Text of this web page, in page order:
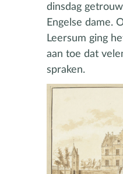
dinsdag
Engelse dame.
Leersum ging
aan toe dat
spraken.